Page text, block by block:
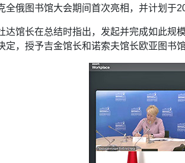
全俄图书馆大会期间首次亮相，并计划于
达馆长在总结时指出，发起并完成如此规
定，授予吉金馆长和诺索夫馆长欧亚图书馆